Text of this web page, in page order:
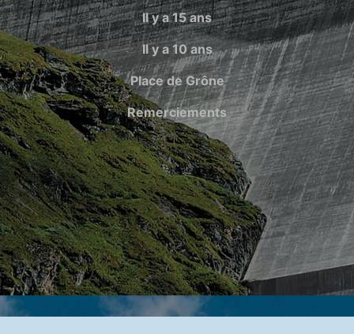
Il y a 15 ans
Il y a 10 ans
Place de Grône
Remerciements